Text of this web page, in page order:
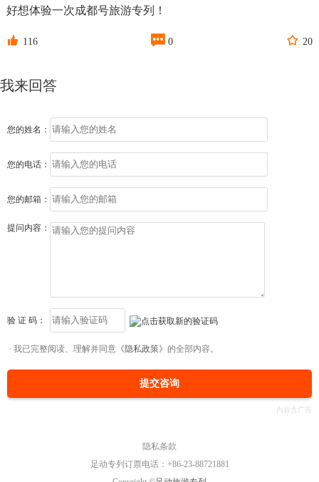
好想体验一次成都号旅游专列！
 116  0  20
我来回答
您的姓名：
您的电话：
您的邮箱：
提问内容：
验 证 码：
我已完整阅读、理解并同意 《隐私政策》 的全部内容。
提交咨询
隐私条款
足动专列订票电话：+86-23-88721881